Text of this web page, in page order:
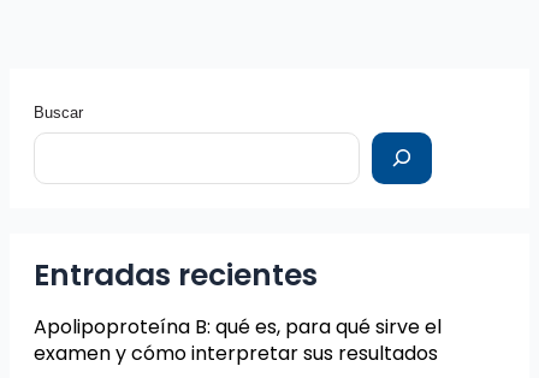
Buscar
Entradas recientes
Apolipoproteína B: qué es, para qué sirve el
examen y cómo interpretar sus resultados